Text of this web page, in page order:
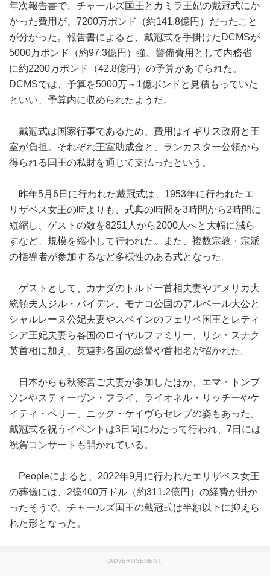
年次報告書で、チャールズ国王とカミラ王妃の戴冠式にか
かった費用が、7200万ポンド（約141.8億円）だったこと
が分かった。報告書によると、戴冠式を手掛けたDCMSが
5000万ポンド（約97.3億円）強、警備費用として内務省
に約2200万ポンド（42.8億円）の予算があてられた。
DCMSでは、予算を5000万～1億ポンドと見積もっていた
といい、予算内に収められたようだ。
戴冠式は国家行事であるため、費用はイギリス政府と王
室が負担。それぞれ王室助成金と、ランカスター公領から
得られる国王の私財を通じて支払ったという。
昨年5月6日に行われた戴冠式は、1953年に行われたエ
リザベス女王の時よりも、式典の時間を3時間から2時間に
短縮し、ゲストの数を8251人から2000人へと大幅に減ら
すなど、規模を縮小して行われた。また、複数宗教・宗派
の指導者が参加するなど多様性のある式となった。
ゲストとして、カナダのトルドー首相夫妻やアメリカ大
統領夫人ジル・バイデン、モナコ公国のアルベール大公と
シャルレーヌ公妃夫妻やスペインのフェリペ国王とレティ
シア王妃夫妻ら各国のロイヤルファミリー、リシ・スナク
英首相に加え、英連邦各国の総督や首相名が招かれた。
日本からも秋篠宮ご夫妻が参加したほか、エマ・トンプ
ソンやスティーヴン・フライ、ライオネル・リッチーやケ
イティ・ペリー、ニック・ケイヴらセレブの姿もあった。
戴冠式を祝うイベントは3日間にわたって行われ、7日には
祝賀コンサートも開かれている。
Peopleによると、2022年9月に行われたエリザベス女王
の葬儀には、2億400万ドル（約311.2億円）の経費が掛か
ったそうで、チャールズ国王の戴冠式は半額以下に抑えら
れた形となった。
[ADVERTISEMENT]